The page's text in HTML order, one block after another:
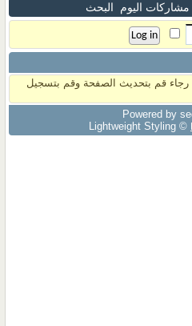
مشاركات اليوم البحث
رجاء قم بتحديث الصفحة وقم بتسجيل
Powered by
Lightweight Styling ©